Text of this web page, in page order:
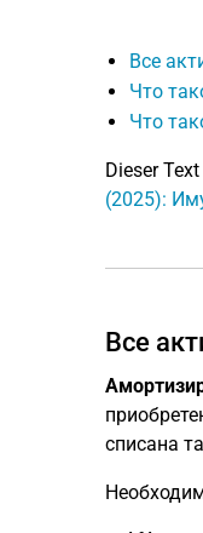
Все
Что
Что
Dieser
(2025):
Все
списана